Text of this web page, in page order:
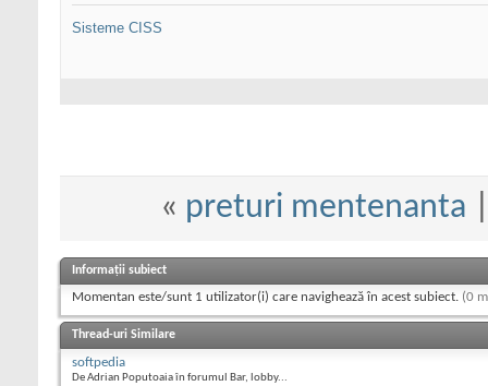
Sisteme CISS
« preturi mentenanta
Informații subiect
Momentan este/sunt 1 utilizator(i) care navighează în acest subiect. (0
Thread-uri Similare
softpedia
De Adrian Poputoaia în forumul Bar, lobby...